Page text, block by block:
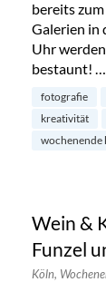
bereits
Galerien in
Uhr
bestaunt! …
fotografie
kreativität
wochenende
Wein &
Funzel
Köln,